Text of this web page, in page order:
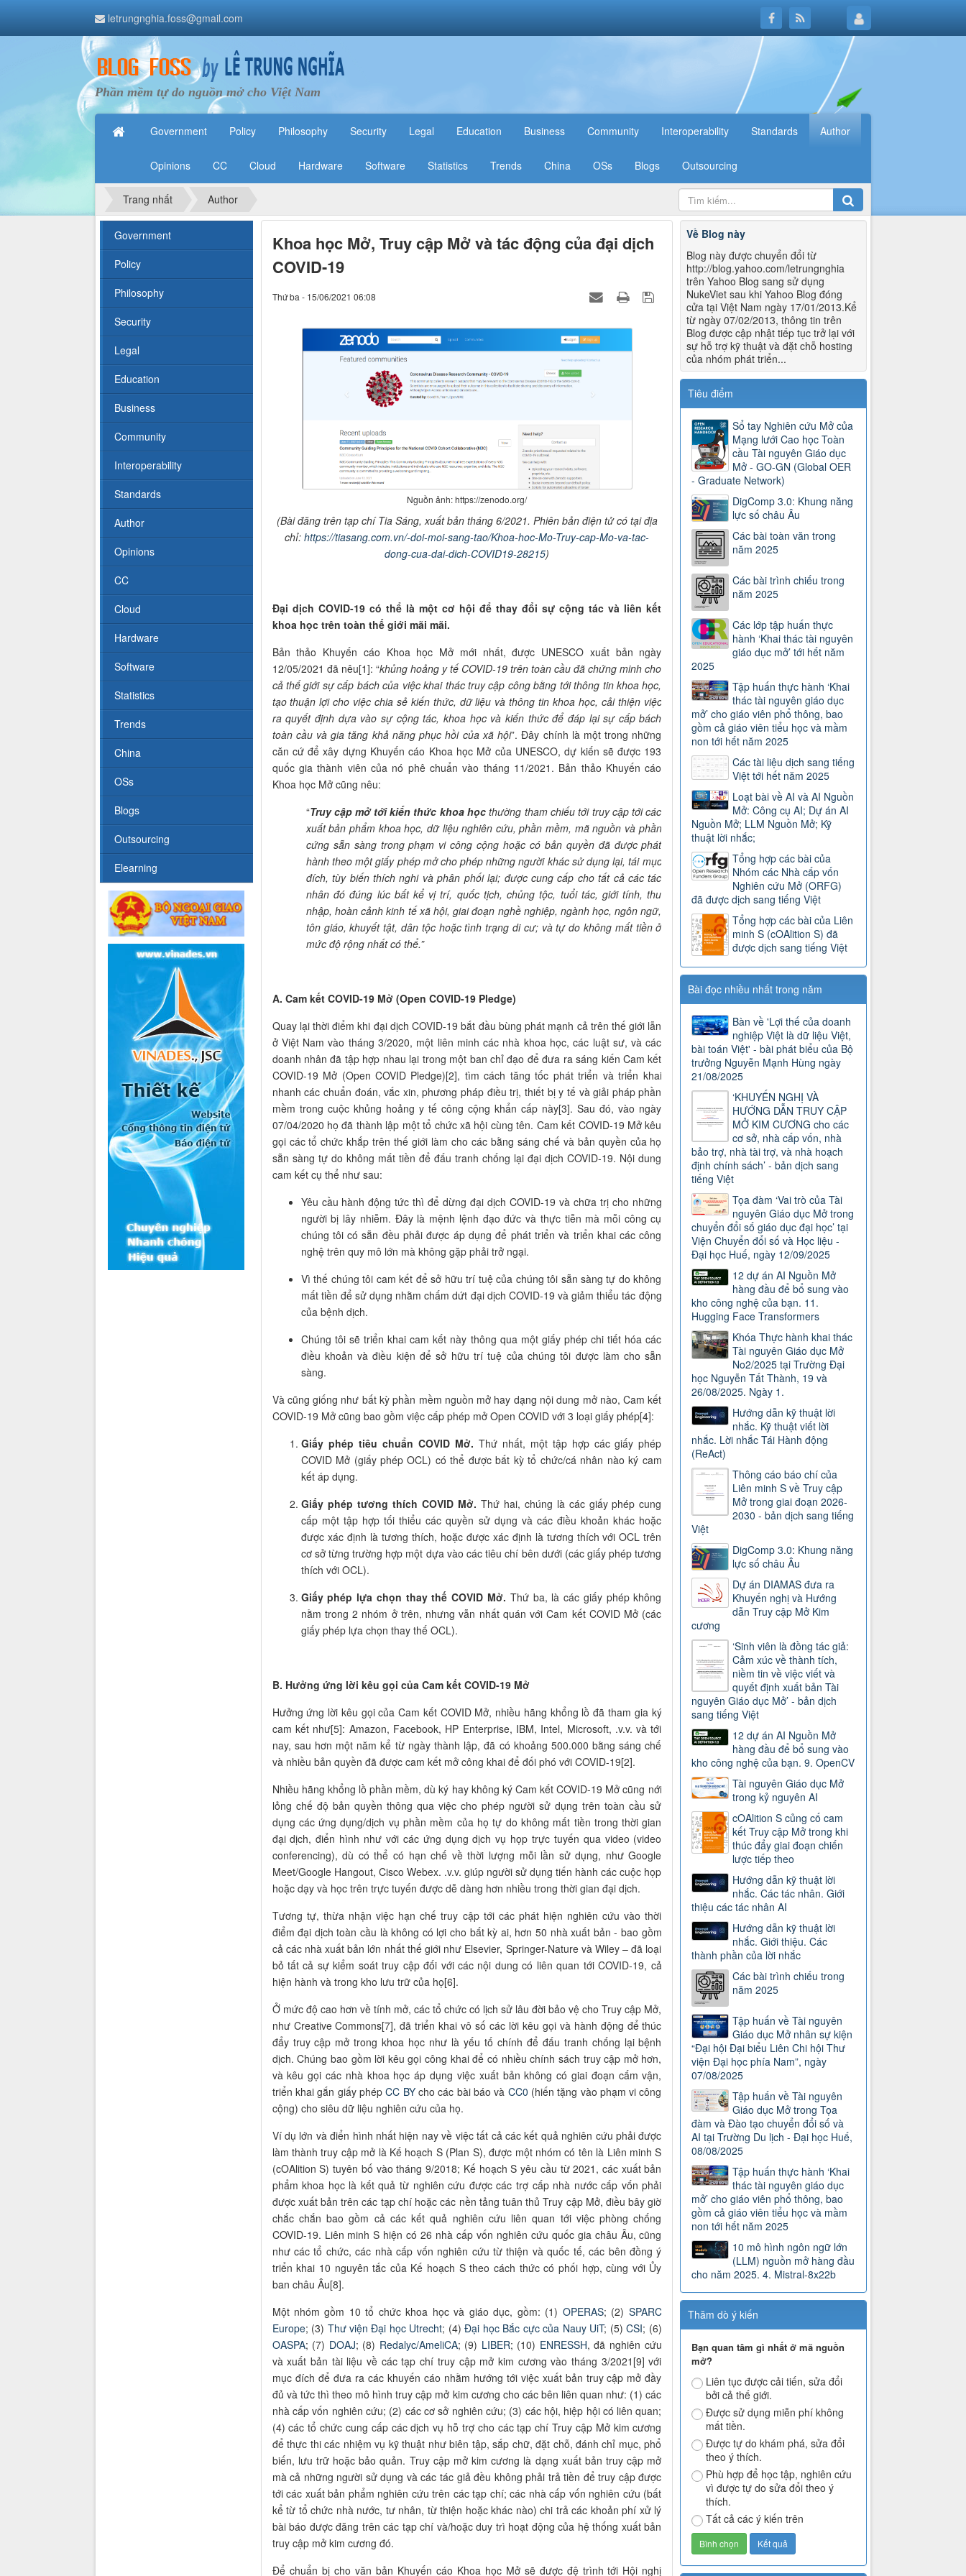
letrungnghia.foss@gmail.com
Phần mềm tự do nguồn mở cho Việt Nam
Government Policy Philosophy Security Legal Education Business Community Interoperability Standards Author
Opinions CC Cloud Hardware Software Statistics Trends China OSs Blogs Outsourcing
Trang nhất Author
Khoa học Mở, Truy cập Mở và tác động của đại dịch
COVID-19
Thứ ba - 15/06/2021 06:08
Nguồn ảnh: https://zenodo.org/
(Bài đăng trên tạp chí Tia Sáng, xuất bản tháng 6/2021. Phiên bản điện tử có tại địa
chỉ:https://tiasang.com.vn/-doi-moi-sang-tao/Khoa-hoc-Mo-Truy-cap-Mo-va-tac-
dong-cua-dai-dich-COVID19-28215)
Đại dịch COVID-19 có thể là một cơ hội để thay đổi sự cộng tác và liên kết
khoa học trên toàn thế giới mãi mãi.
Bản thảo Khuyến cáo Khoa học Mở mới nhất, được UNESCO xuất bản ngày
12/05/2021 đã nêu[1]: “khủng hoảng y tế COVID-19 trên toàn cầu đã chứng minh cho
cả thế giới sự cấp bách của việc khai thác truy cập công bằng tới thông tinkhoa học,
tạo thuận lợicho việc chia sẻ kiến thức, dữ liệu và thông tin khoa học, cải thiện việc
ra quyết định dựa vào sự cộng tác, khoa học và kiến thức để đáp lại sự cấp bách
toàn cầu và gia tăng khả năng phục hồi của xã hội”. Đây chính là một trong những
căn cứ để xây dựng Khuyến cáo Khoa học Mở của UNESCO, dự kiến sẽ được 193
quốc gia thành viên của nó phê chuẩn vào tháng 11/2021. Bản thảo Khuyến cáo
Khoa học Mở cũng nêu:
“Truy cập mở tới kiến thức khoa học thường tham chiếu tới truy cập tới các
xuất bản phẩm khoa học, dữ liệu nghiên cứu,phần mềm, mã nguồn và phần
cứng sẵn sàng trong phạm vi công cộng hoặc có bản quyền đã được phát
hành theo mộtgiấy phép mởcho phép những người khác sử dụng lại,tái mục
đích, tùy biến thích nghi và phân phối lại; được cung cấp cho tất cả các tác
nhân đó đúng lúc bất kể vị trí, quốc tịch, chủng tộc, tuổi tác, giới tính, thu
nhập, hoàn cảnh kinh tế xã hội, giai đoạn nghề nghiệp, ngành học, ngôn ngữ,
tôn giáo, khuyết tật, dân tộc hoặc tình trạng di cư; và tự do không mất tiền ở
mức độ rộng nhất có thể.”
A. Cam kết COVID-19 Mở (Open COVID-19 Pledge)
Quay lại thời điểm khi đại dịchCOVID-19bắt đầu bùng phát mạnh cả trên thế giới lẫn
ở Việt Nam vào tháng 3/2020, một liên minh các nhà khoa học, các luật sư, và các
doanh nhân đã tập hợp nhau lại trong một ban chỉ đạo để đưa ra sáng kiến Cam kết
COVID-19 Mở (Open COVIDPledge)[2], tìm cách tăng tốc phát triển và triển khai
nhanh các chuẩn đoán, vắc xin, phương pháp điều trị, thiết bị y tế và giải pháp phần
mềm trong cuộc khủng hoảng y tế công cộng khẩn cấp này[3]. Sau đó, vào ngày
07/04/2020 họ đã thành lập một tổ chức xã hội cùng tên. Cam kết COVID-19 Mở kêu
gọi các tổ chức khắp trên thế giới làm cho các bằng sáng chế và bản quyền của họ
sẵn sàng tự do không mất tiền để đấu tranh chống lại đại dịchCOVID-19. Nội dung
cam kếtcụ thể như sau:
Yêu cầu hành động tức thì để dừng đại dịch COVID-19 và chữa trị cho những
người bị lây nhiễm. Đây là mệnh lệnh đạo đức và thực tiễn mà mỗi công cụ
chúng tôi có sẵn đều phải được áp dụng để phát triển và triển khai các công
nghệ trên quy mô lớn mà không gặp phải trở ngại.
Vì thế chúng tôi cam kết để sở hữu trí tuệ của chúng tôi sẵn sàng tự do không
mất tiền để sử dụng nhằm chấm dứt đại dịch COVID-19 và giảm thiểu tác động
của bệnh dịch.
Chúng tôi sẽ triển khai cam kết này thông qua một giấy phép chi tiết hóa các
điều khoản và điều kiện để sở hữu trí tuệ của chúng tôi được làm cho sẵn
sàng.
Và cũng giống như bất kỳ phần mềm nguồn mở hay dạng nội dung mở nào, Cam kết
COVID-19 Mở cũng bao gồm việc cấp phép mở Open COVID với 3 loại giấy phép[4]:
Giấy phép tiêu chuẩn COVID Mở. Thứ nhất, một tập hợp các giấy phép
COVID Mở (giấy phépOCL) có thể được bất kỳ tổ chức/cá nhân nào ký cam
kết áp dụng.
Giấy phép tương thích COVID Mở. Thứ hai, chúng là các giấy phép cung
cấp một tập hợp tối thiểu các quyền sử dụng và các điều khoản khác hoặc
được xác định là tương thích, hoặc được xác định là tương thích với OCL trên
cơ sở từng trường hợp một dựa vào các tiêu chí bên dưới (các giấy phép tương
thích với OCL).
Giấy phép lựa chọn thay thế COVID Mở. Thứ ba, là các giấy phép không
nằm trong 2 nhóm ở trên, nhưng vẫn nhất quán với Cam kết COVIDMở (các
giấy phép lựa chọn thay thế OCL).
B. Hưởng ứng lời kêu gọi của Cam kết COVID-19 Mở
Hưởng ứng lời kêu gọi của Cam kết COVID Mở, nhiều hãng khổng lồ đã tham gia ký
cam kết như[5]: Amazon, Facebook, HP Enterprise, IBM, Intel, Microsoft, .v.v. và tới
nay, sau hơn một năm kể từ ngày thành lập, đã có khoảng 500.000 bằng sáng chế
và nhiều bản quyền đã được cam kết mở công khai để đối phó với COVID-19[2].
Nhiều hãng khổng lồ phần mềm, dùký hay không ký Cam kếtCOVID-19 Mở cũng nới
lỏng chế độ bản quyền thông qua việc cho phép người sử dụng trên toàn cầu sử
dụng các ứng dụng/dịch vụ phần mềm của họ tự do không mất tiền trong thời gian
đại dịch, điển hình như với các ứng dụng dịch vụ họp trực tuyến qua video (video
conferencing), dù có thể có hạn chế về thời lượng mỗi lần sử dụng, như Google
Meet/Google Hangout, Cisco Webex. .v.v. giúp người sử dụng tiến hành các cuộc họp
hoặc dạy và học trên trực tuyến được dễ dàng hơn nhiều trong thời gian đại dịch.
Tương tự, thừa nhận việc hạn chế truy cập tới các phát hiện nghiên cứu vào thời
điểm đại dịch toàn cầu là không có lợi cho bất kỳ ai, hơn 50 nhà xuất bản- bao gồm
cả các nhà xuất bản lớn nhất thế giới như Elsevier, Springer-Nature vàWiley – đã loại
bỏ tất cả sự kiểm soát truy cập đối với các nội dungcó liên quan tớiCOVID-19, cả
hiện hành và trong kho lưu trữ của họ[6].
Ở mức độ cao hơn về tính mở, các tổ chức có lịch sử lâu đời bảo vệ cho Truy cập Mở,
như Creative Commons[7], đã triển khai vô số các lời kêu gọi và hành động để thúc
đẩy truy cập mở trongkhoa học như là yếu tố chính để đấu tranh chống lại bệnh
dịch. Chúng bao gồm lời kêu gọi công khai để có nhiều chính sách truy cập mở hơn,
và kêu gọi các nhà khoa học áp dụng việc xuất bản không có giai đoạn cấm vận,
triển khai gắn giấy phépCC BYcho các bài báo và CC0 (hiến tặng vào phạm vi công
cộng) cho siêu dữ liệu nghiên cứu của họ.
Ví dụ lớn và điển hình nhất hiện nay về việc tất cả các kết quả nghiên cứu phải được
làm thành truy cập mở là Kế hoạch S (Plan S), được một nhóm có tên là Liên minh S
(cOAlition S) tuyên bố vào tháng 9/2018; Kế hoạch S yêu cầu từ 2021, các xuất bản
phẩm khoa học là kết quả từ nghiên cứu được các trợ cấp nhà nước cấp vốn phải
được xuất bản trên các tạp chí hoặc các nền tảng tuân thủ Truy cập Mở, điều bây giờ
chắc chắn bao gồm cả các kết quả nghiên cứu liên quan tới việc phòng chống
COVID-19. Liên minh S hiện có 26 nhà cấp vốn nghiên cứu quốc gia châu Âu, cũng
như các tổ chức, các nhà cấp vốn nghiên cứu từ thiện và quốc tế, các bên đồng ý
triển khai 10 nguyên tắc của Kế hoạch S theo cách thức có phối hợp, cùng với Ủy
ban châu Âu[8].
Một nhóm gồm 10 tổ chức khoa học và giáo dục, gồm: (1) OPERAS; (2) SPARC
Europe; (3) Thư viện Đại học Utrecht; (4)Đại học Bắc cựccủa Nauy UiT; (5)CSI; (6)
OASPA; (7) DOAJ; (8) Redalyc/AmeliCA; (9) LIBER; (10) ENRESSH, đã nghiên cứu
và xuất bản tài liệu về các tạp chí truy cập mở kim cương vào tháng 3/2021[9] với
mục đích để đưa ra các khuyến cáo nhằm hướng tới việc xuất bản truy cập mở đầy
đủ và tức thì theo mô hình truy cập mở kim cương cho các bên liên quan như: (1) các
nhà cấp vốn nghiên cứu; (2) các cơ sở nghiên cứu; (3) các hội, hiệp hội có liên quan;
(4) các tổ chức cung cấp các dịch vụ hỗ trợ cho các tạp chí Truy cập Mở kim cương
để thực thi các nhiệm vụ kỹ thuật như biên tập, sắp chữ, đặt chỗ, đánh chỉ mục, phổ
biến, lưu trữ hoặc bảo quản. Truy cập mở kim cương là dạng xuất bản truy cập mở
mà cả những người sử dụng và các tác giả đều không phải trả tiền để truy cập được
tới các xuất bản phẩm nghiên cứu trên các tạp chí; các nhà cấp vốn nghiên cứu (bất
kể từ tổ chức nhà nước, tư nhân, từ thiện hoặc khác nào) chi trả các khoản phí xử lý
bài báo được đăng trên các tạp chí và/hoặc duy trì hoạt động của hệ thống xuất bản
truy cập mở kim cương đó.
Để chuẩn bị cho văn bản Khuyến cáo Khoa học Mở sẽ được đệ trình tới Hội nghị
Về Blog này
Blog này được chuyển đổi từ
http://blog.yahoo.com/letrungnghia
trên Yahoo Blog sang sử dụng
NukeViet sau khi Yahoo Blog đóng
cửa tại Việt Nam ngày 17/01/2013.Kể
từ ngày 07/02/2013, thông tin trên
Blog được cập nhật tiếp tục trở lại với
sự hỗ trợ kỹ thuật và đặt chỗ hosting
của nhóm phát triển...
Tiêu điểm
Sổ tay Nghiên cứu Mở của
Mạng lưới Cao học Toàn
cầu Tài nguyên Giáo dục
Mở - GO-GN (Global OER
- Graduate Network)
DigComp 3.0: Khung năng
lực số châu Âu
Các bài toàn văn trong
năm 2025
Các bài trình chiếu trong
năm 2025
Các lớp tập huấn thực
hành ‘Khai thác tài nguyên
giáo dục mở’ tới hết năm
2025
Tập huấn thực hành ‘Khai
thác tài nguyên giáo dục
mở’ cho giáo viên phổ thông, bao
gồm cả giáo viên tiểu học và mầm
non tới hết năm 2025
Các tài liệu dịch sang tiếng
Việt tới hết năm 2025
Loạt bài về AI và AI Nguồn
Mở: Công cụ AI; Dự án AI
Nguồn Mở; LLM Nguồn Mở; Kỹ
thuật lời nhắc;
Tổng hợp các bài của
Nhóm các Nhà cấp vốn
Nghiên cứu Mở (ORFG)
đã được dịch sang tiếng Việt
Tổng hợp các bài của Liên
minh S (cOAlition S) đã
được dịch sang tiếng Việt
Bài đọc nhiều nhất trong năm
Bàn về 'Lợi thế của doanh
nghiệp Việt là dữ liệu Việt,
bài toán Việt' - bài phát biểu của Bộ
trưởng Nguyễn Mạnh Hùng ngày
21/08/2025
‘KHUYẾN NGHỊ VÀ
HƯỚNG DẪN TRUY CẬP
MỞ KIM CƯƠNG cho các
cơ sở, nhà cấp vốn, nhà
bảo trợ, nhà tài trợ, và nhà hoạch
định chính sách’ - bản dịch sang
tiếng Việt
Tọa đàm ‘Vai trò của Tài
nguyên Giáo dục Mở trong
chuyển đổi số giáo dục đại học’ tại
Viện Chuyển đổi số và Học liệu -
Đại học Huế, ngày 12/09/2025
12 dự án AI Nguồn Mở
hàng đầu để bổ sung vào
kho công nghệ của bạn. 11.
Hugging Face Transformers
Khóa Thực hành khai thác
Tài nguyên Giáo dục Mở
No2/2025 tại Trường Đại
học Nguyễn Tất Thành, 19 và
26/08/2025. Ngày 1.
Hướng dẫn kỹ thuật lời
nhắc. Kỹ thuật viết lời
nhắc. Lời nhắc Tái Hành động
(ReAct)
Thông cáo báo chí của
Liên minh S về Truy cập
Mở trong giai đoạn 2026-
2030 - bản dịch sang tiếng
Việt
DigComp 3.0: Khung năng
lực số châu Âu
Dự án DIAMAS đưa ra
Khuyến nghị và Hướng
dẫn Truy cập Mở Kim
cương
‘Sinh viên là đồng tác giả:
Cảm xúc về thành tích,
niềm tin về việc viết và
quyết định xuất bản Tài
nguyên Giáo dục Mở’ - bản dịch
sang tiếng Việt
12 dự án AI Nguồn Mở
hàng đầu để bổ sung vào
kho công nghệ của bạn. 9. OpenCV
Tài nguyên Giáo dục Mở
trong kỷ nguyên AI
cOAlition S củng cố cam
kết Truy cập Mở trong khi
thúc đẩy giai đoạn chiến
lược tiếp theo
Hướng dẫn kỹ thuật lời
nhắc. Các tác nhân. Giới
thiệu các tác nhân AI
Hướng dẫn kỹ thuật lời
nhắc. Giới thiệu. Các
thành phần của lời nhắc
Các bài trình chiếu trong
năm 2025
Tập huấn về Tài nguyên
Giáo dục Mở nhân sự kiện
“Đại hội Đại biểu Liên Chi hội Thư
viện Đại học phía Nam”, ngày
07/08/2025
Tập huấn về Tài nguyên
Giáo dục Mở trong Tọa
đàm và Đào tạo chuyển đổi số và
AI tại Trường Du lịch - Đại học Huế,
08/08/2025
Tập huấn thực hành ‘Khai
thác tài nguyên giáo dục
mở’ cho giáo viên phổ thông, bao
gồm cả giáo viên tiểu học và mầm
non tới hết năm 2025
10 mô hình ngôn ngữ lớn
(LLM) nguồn mở hàng đầu
cho năm 2025. 4. Mistral-8x22b
Thăm dò ý kiến
Bạn quan tâm gì nhất ở mã nguồn
mở?
Liên tục được cải tiến, sửa đổi
bởi cả thế giới.
Được sử dụng miễn phí không
mất tiền.
Được tự do khám phá, sửa đổi
theo ý thích.
Phù hợp để học tập, nghiên cứu
vì được tự do sửa đổi theo ý
thích.
Tất cả các ý kiến trên
Government
Policy
Philosophy
Security
Legal
Education
Business
Community
Interoperability
Standards
Author
Opinions
CC
Cloud
Hardware
Software
Statistics
Trends
China
OSs
Blogs
Outsourcing
Elearning